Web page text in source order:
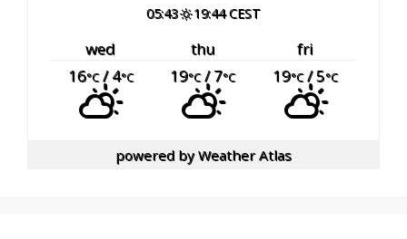
05:43 19:44 CEST
wed thu
fri
16°C/ 4°C 19°C/ 7°C 19°C/ 5°C
powered byWeather Atlas